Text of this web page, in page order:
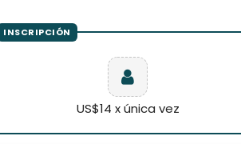
US$14 x única vez